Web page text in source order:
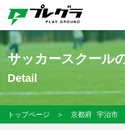
サッカースクール
Detail
トップページ ＞ 京都府 宇治市